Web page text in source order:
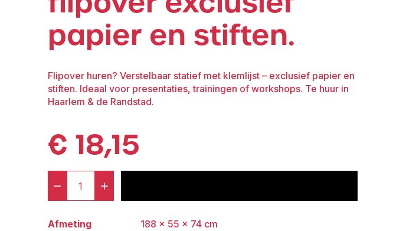
papier en stiften.
Flipover huren? Verstelbaar statief met klemlijst – exclusief papier en
stiften. Ideaal voor presentaties, trainingen of workshops. Te huur in
Haarlem & de Randstad.
€ 18,15
-
Flipover
+
Afmeting 188 × 55 × 74 cm